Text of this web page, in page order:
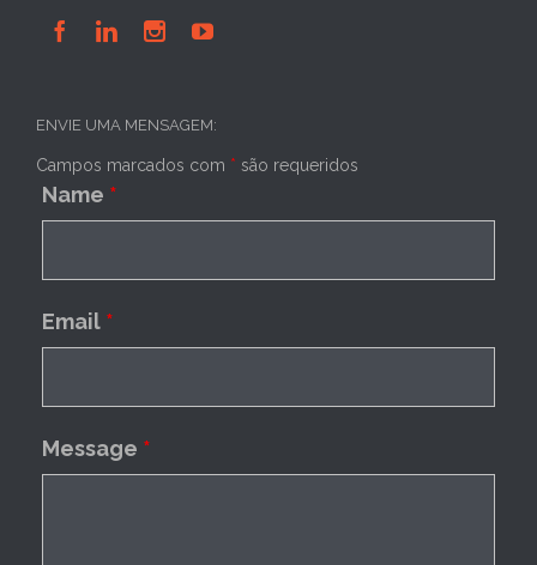
   
ENVIE UMA MENSAGEM:
Campos marcados com * são requeridos
Name *
Email *
Message *